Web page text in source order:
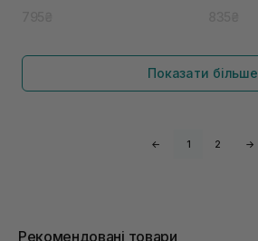
Показати більше
← 1 2 →
Рекомендовані товари